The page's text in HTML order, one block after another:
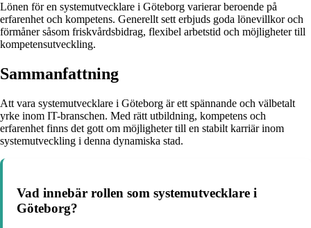
Lönen för en systemutvecklare i Göteborg varierar beroende på
erfarenhet och kompetens. Generellt sett erbjuds goda lönevillkor och
förmåner såsom friskvårdsbidrag, flexibel arbetstid och möjligheter till
kompetensutveckling.
Sammanfattning
Att vara systemutvecklare i Göteborg är ett spännande och välbetalt
yrke inom IT-branschen. Med rätt utbildning, kompetens och
erfarenhet finns det gott om möjligheter till en stabilt karriär inom
systemutveckling i denna dynamiska stad.
Vad innebär rollen som systemutvecklare i
Göteborg?